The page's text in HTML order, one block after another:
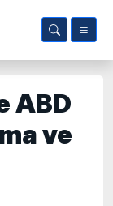
ABD
ve